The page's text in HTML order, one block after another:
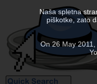
Naša spletna
piškotke, zato
On 26 May